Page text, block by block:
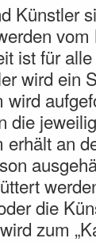
Künstler
ist für
wird ein
wird
die
erhält an
die
zum